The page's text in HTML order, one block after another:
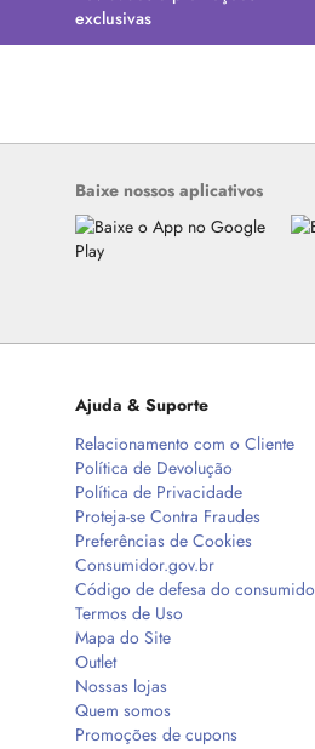
exclusivas
Baixe nossos aplicativos
Ajuda & Suporte
Relacionamento com o Cliente
Política de Devolução
Política de Privacidade
Proteja-se Contra Fraudes
Preferências de Cookies
Consumidor.gov.br
Código de defesa do
Termos de Uso
Mapa do Site
Outlet
Nossas lojas
Quem somos
Promoções de cupons